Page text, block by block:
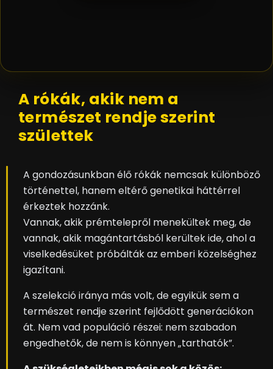
A rókák, akik nem a
természet rendje szerint
születtek
A gondozásunkban élő rókák nemcsak különböző
történettel, hanem eltérő genetikai háttérrel
érkeztek hozzánk.
Vannak, akik prémtelepről menekültek meg, de
vannak, akik magántartásból kerültek ide, ahol a
viselkedésüket próbálták az emberi közelséghez
igazítani.
A szelekció iránya más volt, de egyikük sem a
természet rendje szerint fejlődött generációkon
át. Nem vad populáció részei: nem szabadon
engedhetők, de nem is könnyen „tarthatók”.